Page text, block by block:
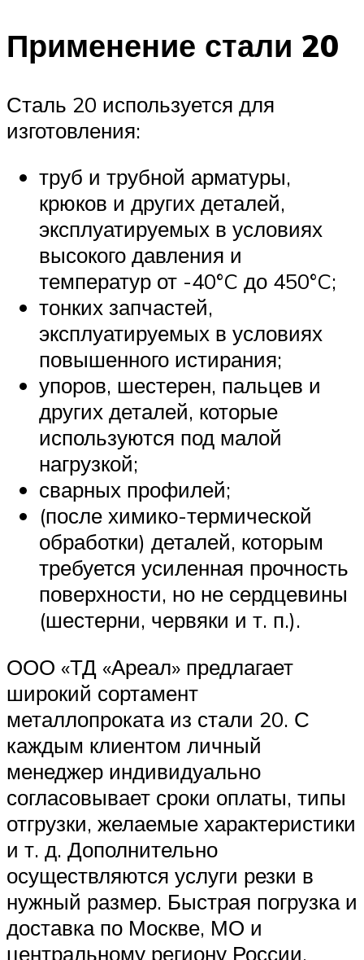
Применение стали 20
Сталь 20 используется для
изготовления:
труб и трубной арматуры,
крюков и других деталей,
эксплуатируемых в условиях
высокого давления и
температур от -40°C до 450°C;
тонких запчастей,
эксплуатируемых в условиях
повышенного истирания;
упоров, шестерен, пальцев и
других деталей, которые
используются под малой
нагрузкой;
сварных профилей;
(после химико-термической
обработки) деталей, которым
требуется усиленная прочность
поверхности, но не сердцевины
(шестерни, червяки и т. п.).
ООО «ТД «Ареал» предлагает
широкий сортамент
металлопроката из стали 20. С
каждым клиентом личный
менеджер индивидуально
согласовывает сроки оплаты, типы
отгрузки, желаемые характеристики
и т. д. Дополнительно
осуществляются услуги резки в
нужный размер. Быстрая погрузка и
доставка по Москве, МО и
центральному региону России.